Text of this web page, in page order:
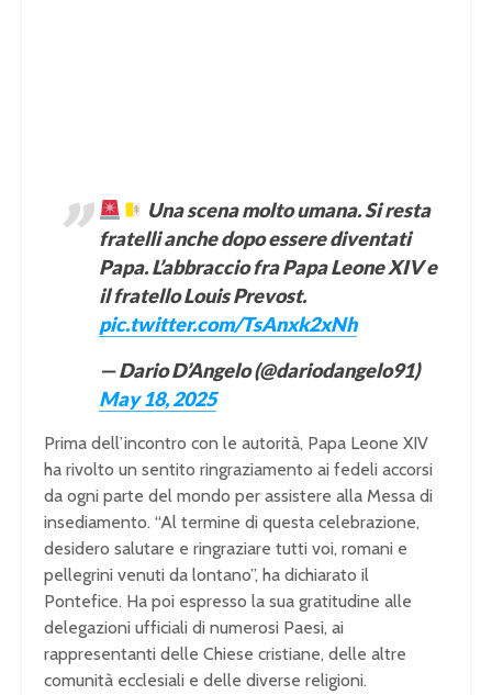
Una scena molto umana. Si resta
fratelli anche dopo essere diventati
Papa. L’abbraccio fra Papa Leone XIV e
il fratello Louis Prevost.
pic.twitter.com/TsAnxk2xNh
— Dario D’Angelo (@dariodangelo91)
May 18, 2025
Prima dell’incontro con le autorità, Papa Leone XIV
ha rivolto un sentito ringraziamento ai fedeli accorsi
da ogni parte del mondo per assistere alla Messa di
insediamento. “Al termine di questa celebrazione,
desidero salutare e ringraziare tutti voi, romani e
pellegrini venuti da lontano”, ha dichiarato il
Pontefice. Ha poi espresso la sua gratitudine alle
delegazioni ufficiali di numerosi Paesi, ai
rappresentanti delle Chiese cristiane, delle altre
comunità ecclesiali e delle diverse religioni.